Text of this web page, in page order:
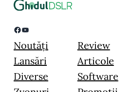
Facebook YouTube
Noutăți
Lansări
Diverse
Review
Articole
Software